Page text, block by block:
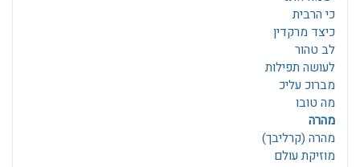
כי הרבית
כיצד מרקדין
לב טהור
לעושה תפילות
מברוכ עליכ
מה טובו
מהרה
מהרה (קרליבך)
מוזיקת עולם